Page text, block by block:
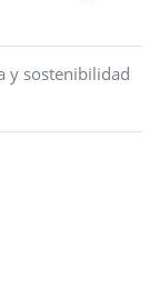
y sostenibilidad